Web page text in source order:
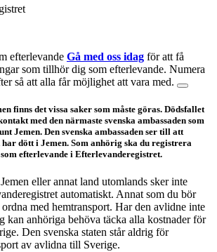
efterlevande Gå med oss idag för att få
som tillhör dig som efterlevande. Numera
så att alla får möjlighet att vara med.
finns det vissa saker som måste göras. Dödsfallet
med den närmaste svenska ambassaden som
Jemen. Den svenska ambassaden ser till att
dött i Jemen. Som anhörig ska du registrera
efterlevande i Efterlevanderegistret.
eller annat land utomlands sker inte
automatiskt. Annat som du bör
med hemtransport. Har den avlidne inte
kan anhöriga behöva täcka alla kostnader för
Den svenska staten står aldrig för
av avlidna till Sverige.